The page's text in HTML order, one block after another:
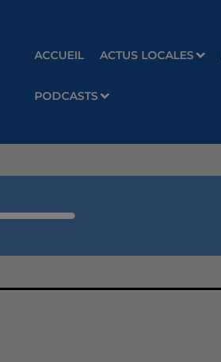
ACCUEIL ACTUS LOCALES
PODCASTS